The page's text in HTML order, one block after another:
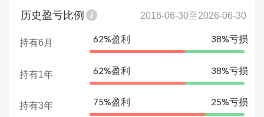
历史盈亏比例 2016-06-30至2026-06-30
持有6月 62%盈利 38%亏损
持有1年 62%盈利 38%亏损
持有3年 75%盈利 25%亏损